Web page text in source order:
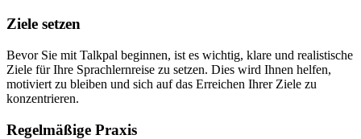
Ziele setzen
Bevor Sie mit Talkpal beginnen, ist es wichtig, klare und realistische
Ziele für Ihre Sprachlernreise zu setzen. Dies wird Ihnen helfen,
motiviert zu bleiben und sich auf das Erreichen Ihrer Ziele zu
konzentrieren.
Regelmäßige Praxis